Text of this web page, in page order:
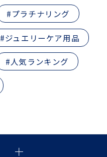
#プラチナリング
#ジュエリーケア用品
#人気ランキング